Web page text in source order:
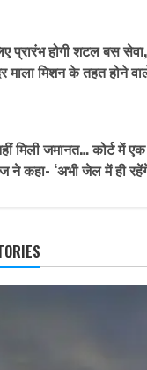
प्रारंभ होगी शटल बस
माला मिशन के तहत होने
मिली जमानत… कोर्ट में एक
ने कहा- ‘अभी जेल में ही